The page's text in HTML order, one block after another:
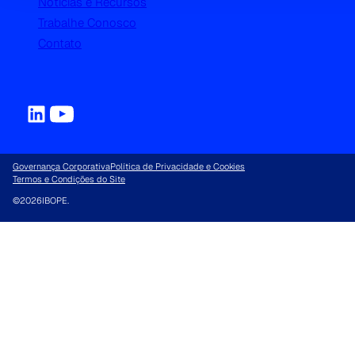
Trabalhe Conosco
Contato
Governança CorporativaPolítica de Privacidade e Cookies
Termos e Condições do Site
©2026IBOPE.